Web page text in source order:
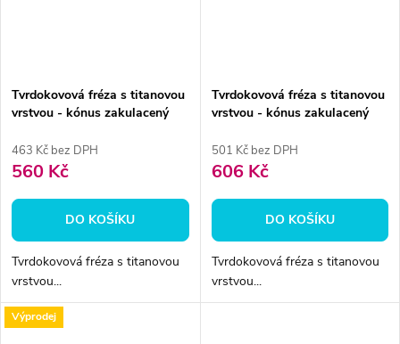
Tvrdokovová fréza s titanovou
vrstvou - kónus zakulacený
463 Kč bez DPH
560 Kč
DO KOŠÍKU
Tvrdokovová fréza s titanovou
vrstvou...
Tvrdokovová fréza s titanovou
vrstvou - kónus zakulacený
501 Kč bez DPH
606 Kč
DO KOŠÍKU
Tvrdokovová fréza s titanovou
vrstvou...
Výprodej